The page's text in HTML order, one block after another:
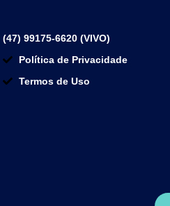
(47) 99175-6620 (VIVO)
Política de Privacidade
Termos de Uso